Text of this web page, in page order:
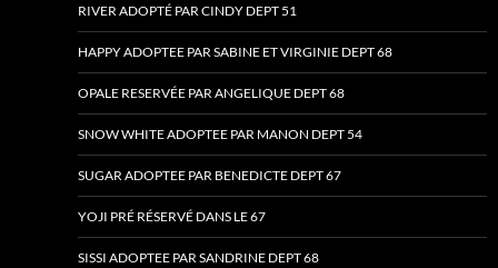
RIVER ADOPTÉ PAR CINDY DEPT 51
HAPPY ADOPTEE PAR SABINE ET VIRGINIE DEPT 68
OPALE RESERVÉE PAR ANGELIQUE DEPT 68
SNOW WHITE ADOPTEE PAR MANON DEPT 54
SUGAR ADOPTEE PAR BENEDICTE DEPT 67
YOJI PRÉ RÉSERVÉ DANS LE 67
SISSI ADOPTEE PAR SANDRINE DEPT 68